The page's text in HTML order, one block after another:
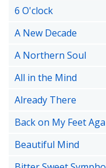
6 O'clock
A New Decade
A Northern Soul
All in the Mind
Already There
Back on My Feet
Beautiful Mind